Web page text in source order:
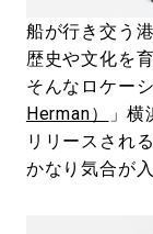
船が行き交う
歴史や文化を
そんなロケー
Herman）
」
リリースされ
かなり気合が